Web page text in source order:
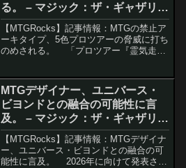
る。 – マジック：ザ・ギャザリン
グ
【MTGRocks】記事情報：MTGの禁止ア
ーキタイプ、5色プロツアーの脅威に打ち
のめされる。 「プロツアー『霊気走
ー・ピクシーが環境を支配する」と考え
ていました...
MTGデザイナー、ユニバース・
ビヨンドとの融合の可能性に言
及。 – マジック：ザ・ギャザリン
グ
【MTGRocks】記事情報：MTGデザイナ
ー、ユニバース・ビヨンドとの融合の可
能性に言及。 2026年に向けて発表され